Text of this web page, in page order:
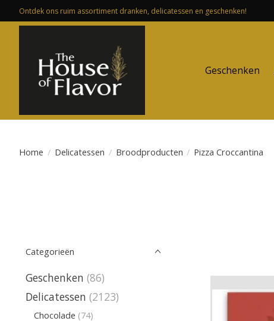
Ontdek ons ruim assortiment dranken, delicatessen en geschenken!
Geschenken
Home / Delicatessen / Broodproducten / Pizza Croccantina
Categorieën
Geschenken (86)
Delicatessen (2123)
Chocolade (74)